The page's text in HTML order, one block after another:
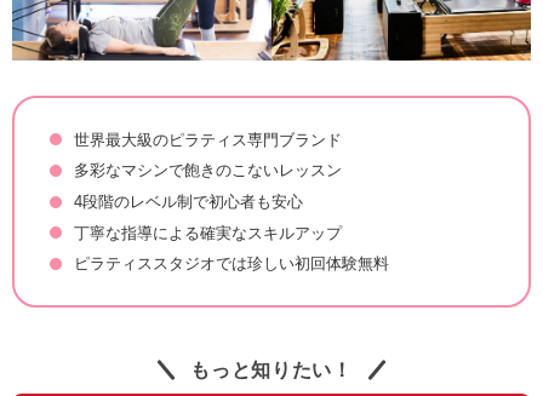
世界最大級のピラティス専門ブランド
多彩なマシンで飽きのこないレッスン
4段階のレベル制で初心者も安心
丁寧な指導による確実なスキルアップ
ピラティススタジオでは珍しい初回体験無料
もっと知りたい！